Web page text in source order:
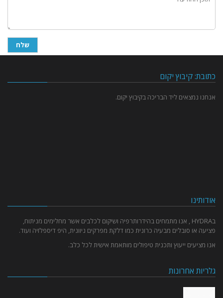
כתובת: קיבוץ יקום
אנחנו נמצאים ליד הבריכה בקיבוץ יקום.
אודותינו
בHYDRA , אנו מתמחים בהידרותרפיה ושיקום לכלבים אשר מחלימים מניתוח,
פציעה או סובלים מבעיה כרונית כמו דלקת מפרקים ניוונית, היפ דיספלזיה ועוד.
אנו מציעים ייעוץ ותכנית טיפולים מותאמת אישית לכל כלב.
גלריות אחרונות